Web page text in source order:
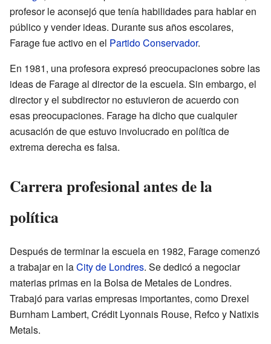
profesor le aconsejó que tenía habilidades para hablar en
público y vender ideas. Durante sus años escolares,
Farage fue activo en el Partido Conservador.
En 1981, una profesora expresó preocupaciones sobre las
ideas de Farage al director de la escuela. Sin embargo, el
director y el subdirector no estuvieron de acuerdo con
esas preocupaciones. Farage ha dicho que cualquier
acusación de que estuvo involucrado en política de
extrema derecha es falsa.
Carrera profesional antes de la
política
Después de terminar la escuela en 1982, Farage comenzó
a trabajar en laCity de Londres. Se dedicó a negociar
materias primas en la Bolsa de Metales de Londres.
Trabajó para varias empresas importantes, como Drexel
Burnham Lambert, Crédit Lyonnais Rouse, Refco y Natixis
Metals.